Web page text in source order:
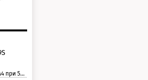
страницы.